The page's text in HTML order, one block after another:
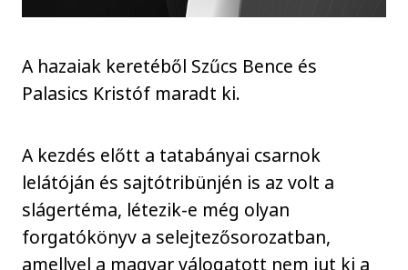
A hazaiak keretéből Szűcs Bence és
Palasics Kristóf maradt ki.
A kezdés előtt a tatabányai csarnok
lelátóján és sajtótribünjén is az volt a
slágertéma, létezik-e még olyan
forgatókönyv a selejtezősorozatban,
amellyel a magyar válogatott nem jut ki a